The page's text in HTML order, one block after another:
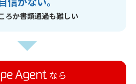
ろか書類通過も難しい
なら